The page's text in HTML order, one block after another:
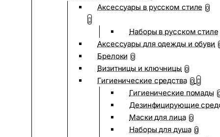
Аксессуары в русском стиле 0
Наборы в русском стиле
Аксессуары для одежды и обуви
Брелоки 0
Визитницы и ключницы 0
Гигиенические средства 0
Гигиенические помады
Дезинфицирующие
Маски для лица 0
Наборы для душа 0